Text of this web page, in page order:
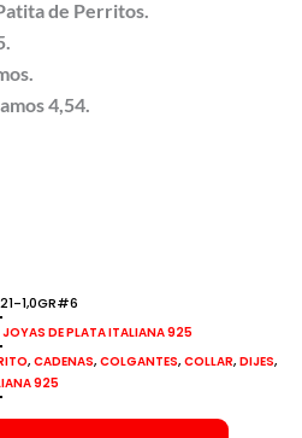
de Perritos.
4,54.
1,0GR#6
JOYAS DE PLATA ITALIANA 925
, CADENAS, COLGANTES, COLLAR, DIJES,
925